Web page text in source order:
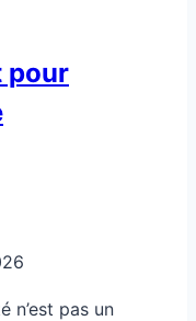
pour
n’est pas un